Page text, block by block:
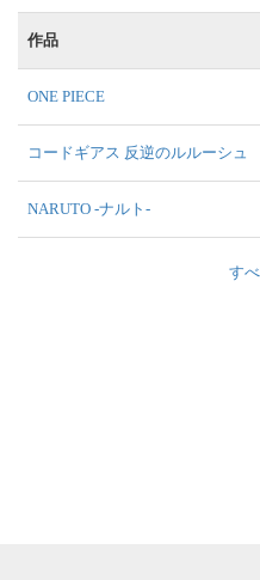
作品
ONE PIECE
コードギアス 反逆のルルーシュ
NARUTO -ナルト-
す